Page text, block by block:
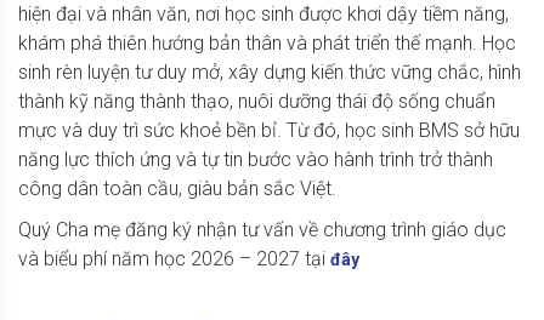
hiện đại và nhân văn, nơi học sinh được khơi dậy tiềm năng,
khám phá thiên hướng bản thân và phát triển thế mạnh. Học
sinh rèn luyện tư duy mở, xây dựng kiến thức vững chắc, hình
thành kỹ năng thành thạo, nuôi dưỡng thái độ sống chuẩn
mực và duy trì sức khoẻ bền bỉ. Từ đó, học sinh BMS sở hữu
năng lực thích ứng và tự tin bước vào hành trình trở thành
công dân toàn cầu, giàu bản sắc Việt.
Quý Cha mẹ đăng ký nhận tư vấn về chương trình giáo dục
và biểu phí năm học 2026 – 2027 tại đây